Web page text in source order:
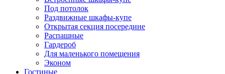
Под потолок
Раздвижные шкафы-купе
Открытая секция посередине
Распашные
Гардероб
Для маленького помещения
Эконом
Гостиные